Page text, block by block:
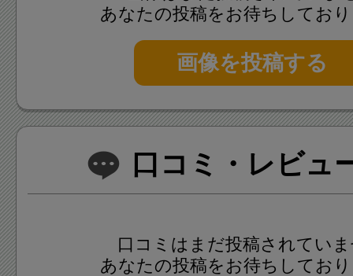
あなたの投稿をお待ちしてお
画像を投稿する
口コミ・レビュ
口コミはまだ投稿されてい
あなたの投稿をお待ちしてお